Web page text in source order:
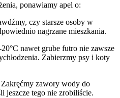
ponawiamy apel o:
czy starsze osoby w
nagrzane mieszkania.
nawet grube futro nie zawsze
Zabierzmy psy i koty
Zakręćmy zawory wody do
jeszcze tego nie zrobiliście.